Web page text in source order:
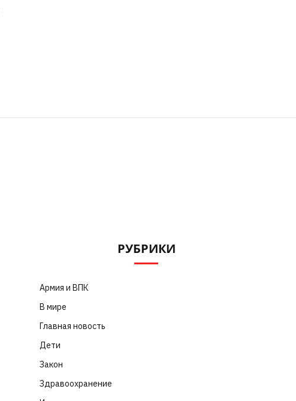
РУБРИКИ
Армия и ВПК
В мире
Главная новость
Дети
Закон
Здравоохранение